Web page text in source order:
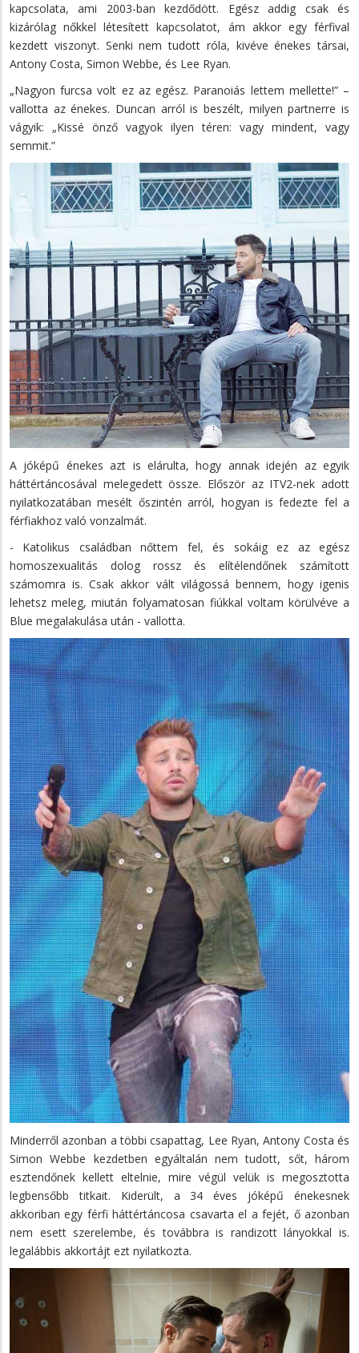
kapcsolata, ami 2003-ban kezdődött. Egész addig csak és
kizárólag nőkkel létesített kapcsolatot, ám akkor egy férfival
kezdett viszonyt. Senki nem tudott róla, kivéve énekes társai,
Antony Costa, Simon Webbe, és Lee Ryan.
„Nagyon furcsa volt ez az egész. Paranoiás lettem mellette!” –
vallotta az énekes. Duncan arról is beszélt, milyen partnerre is
vágyik: „Kissé önző vagyok ilyen téren: vagy mindent, vagy
semmit.”
A jóképű énekes azt is elárulta, hogy annak idején az egyik
háttértáncosával melegedett össze. Először az ITV2-nek adott
nyilatkozatában mesélt őszintén arról, hogyan is fedezte fel a
férfiakhoz való vonzalmát.
- Katolikus családban nőttem fel, és sokáig ez az egész
homoszexualitás dolog rossz és elítélendőnek számított
számomra is. Csak akkor vált világossá bennem, hogy igenis
lehetsz meleg, miután folyamatosan fiúkkal voltam körülvéve a
Blue megalakulása után - vallotta.
Minderről azonban a többi csapattag, Lee Ryan, Antony Costa és
Simon Webbe kezdetben egyáltalán nem tudott, sőt, három
esztendőnek kellett eltelnie, mire végül velük is megosztotta
legbensőbb titkait. Kiderült, a 34 éves jóképű énekesnek
akkoriban egy férfi háttértáncosa csavarta el a fejét, ő azonban
nem esett szerelembe, és továbbra is randizott lányokkal is.
legalábbis akkortájt ezt nyilatkozta.